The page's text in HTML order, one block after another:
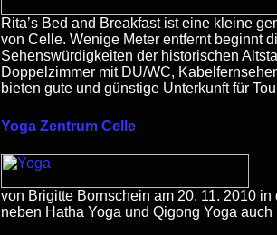
Rita’s Bed and Breakfast ist eine kleine
von Celle. Wenige Meter entfernt beginnt
Sehenswürdigkeiten der historischen
Doppelzimmer mit DU/WC,
bieten gute und günstige Unterkunft für
Yoga Zentrum Celle
von Brigitte Bornschein am 20. 11. 2010
neben Hatha Yoga und Qigong Yoga